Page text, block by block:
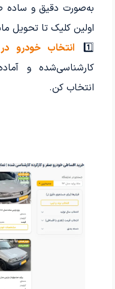
به‌صورت دقیق و ساده
اولین کلیک تا تحویل
1️⃣
انتخاب خودرو
کارشناسی‌شده و
انتخاب کن.